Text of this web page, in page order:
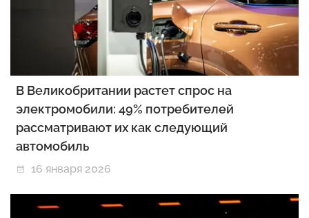
В Великобритании растет спрос на
электромобили: 49% потребителей
рассматривают их как следующий
автомобиль
16 января 2026